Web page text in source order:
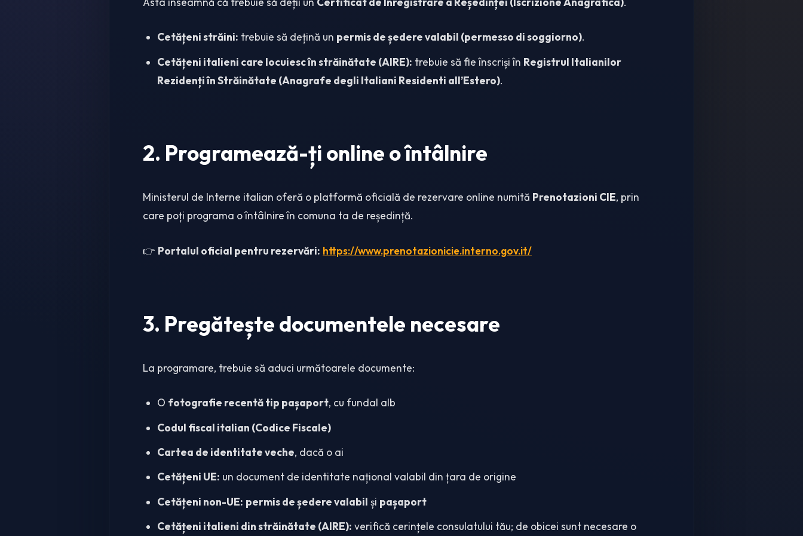
Cetățeni străini: trebuie să dețină un permis de ședere valabil (permesso di soggiorno).
Cetățeni italieni care locuiesc în străinătate (AIRE): trebuie să fie înscriși în Registrul Italianilor
Rezidenți în Străinătate (Anagrafe degli Italiani Residenti all’Estero).
2. Programează-ți online o întâlnire
Ministerul de Interne italian oferă o platformă oficială de rezervare online numită Prenotazioni CIE, prin
care poți programa o întâlnire în comuna ta de reședință.
👉 Portalul oficial pentru rezervări: https://www.prenotazionicie.interno.gov.it/
3. Pregătește documentele necesare
La programare, trebuie să aduci următoarele documente:
O fotografie recentă tip pașaport, cu fundal alb
Codul fiscal italian (Codice Fiscale)
Cartea de identitate veche, dacă o ai
Cetățeni UE: un document de identitate național valabil din țara de origine
Cetățeni non-UE: permis de ședere valabil și pașaport
Cetățeni italieni din străinătate (AIRE): verifică cerințele consulatului tău; de obicei sunt necesare o